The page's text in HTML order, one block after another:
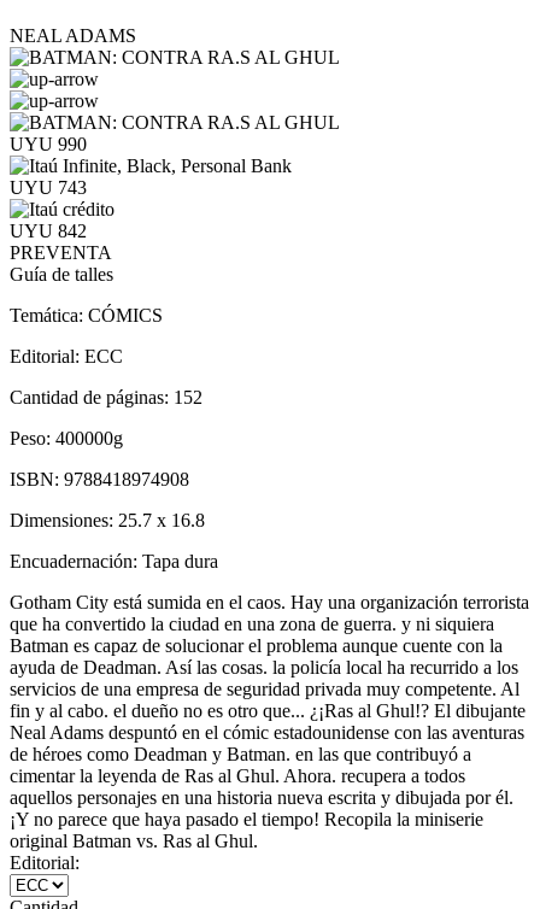
NEAL ADAMS
UYU 990
UYU 743
UYU 842
PREVENTA
Guía de talles
Temática: CÓMICS
Editorial: ECC
Cantidad de páginas: 152
Peso: 400000g
ISBN: 9788418974908
Dimensiones: 25.7 x 16.8
Encuadernación: Tapa dura
Gotham City está sumida en el caos. Hay una organización terrorista
que ha convertido la ciudad en una zona de guerra. y ni siquiera
Batman es capaz de solucionar el problema aunque cuente con la
ayuda de Deadman. Así las cosas. la policía local ha recurrido a los
servicios de una empresa de seguridad privada muy competente. Al
fin y al cabo. el dueño no es otro que... ¿¡Ras al Ghul!? El dibujante
Neal Adams despuntó en el cómic estadounidense con las aventuras
de héroes como Deadman y Batman. en las que contribuyó a
cimentar la leyenda de Ras al Ghul. Ahora. recupera a todos
aquellos personajes en una historia nueva escrita y dibujada por él.
¡Y no parece que haya pasado el tiempo! Recopila la miniserie
original Batman vs. Ras al Ghul.
Editorial: